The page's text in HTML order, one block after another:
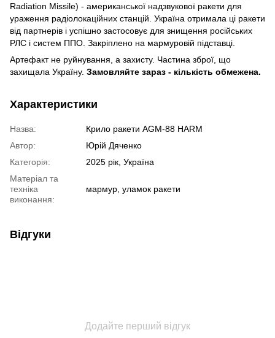
Radiation Missile) - американської надзвукової ракети для
ураження радіолокаційних станцій. Україна отримала ці ракети
від партнерів і успішно застосовує для знищення російських
РЛС і систем ППО. Закріплено на мармуровій підставці.
Артефакт не руйнування, а захисту. Частина зброї, що
захищала Україну. Замовляйте зараз - кількість обмежена.
Характеристики
Назва:
Крило ракети AGM-88 HARM
Автор:
Юрій Дяченко
Категорія:
2025 рік, Україна
Матеріал та
техніка
виконання:
мармур, уламок ракети
Відгуки
Додайте перший відгук